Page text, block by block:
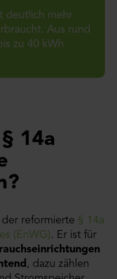
deutlich mehr
Aus rund
zu 40 kWh
14a
reformierte § 14a
(EnWG). Er ist für
, dazu zählen